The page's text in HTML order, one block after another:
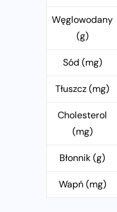
Węglowodany
(g)
Sód (mg)
Tłuszcz (mg)
Cholesterol
(mg)
Błonnik (g)
Wapń (mg)